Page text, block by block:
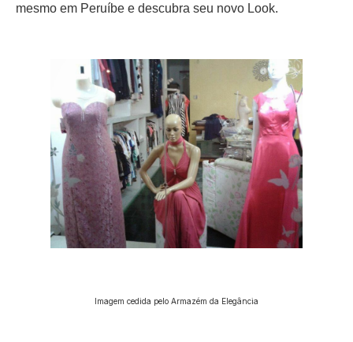
mesmo em Peruíbe e descubra seu novo Look.
Imagem cedida pelo Armazém da Elegância